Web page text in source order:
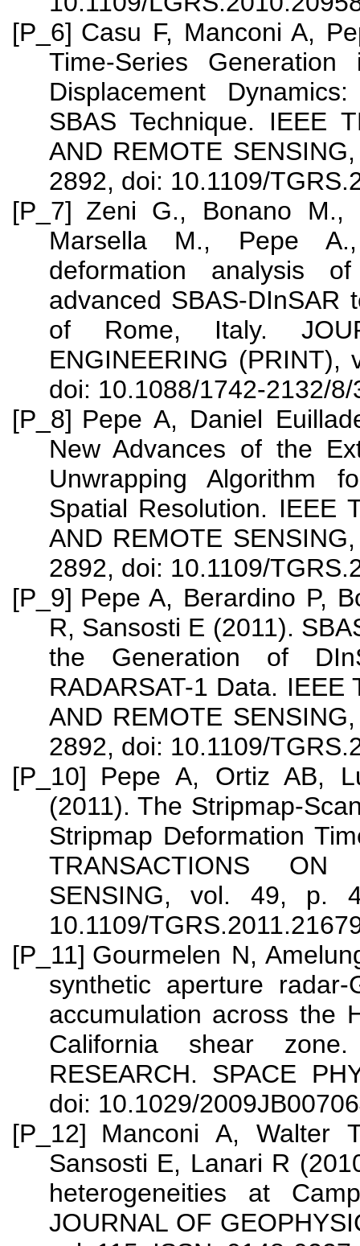
[P_6] Casu F, Manconi A,
Time-Series
Displacement
SBAS Technique. IEEE
AND REMOTE
2892, doi: 10.1109/
[P_7] Zeni G., Bonano M.,
Marsella M., Pepe
deformation analysis
advanced SBAS-
of Rome, Italy.
ENGINEERING
doi: 10.1088/1742-2132/8/
[P_8] Pepe A, Daniel
New Advances of the
Unwrapping Algorithm
Spatial Resolution. IEEE
AND REMOTE
2892, doi: 10.1109/
[P_9] Pepe A, Berardino P,
R, Sansosti E (2011).
the Generation of
RADARSAT-1 Data. IEEE
AND REMOTE
2892, doi: 10.1109/
[P_10] Pepe A, Ortiz AB,
(2011). The Stripmap-
Stripmap Deformation
TRANSACTIONS ON
SENSING, vol. 49, p.
10.1109/
[P_11] Gourmelen N,
synthetic aperture
accumulation across the
California shear
RESEARCH. SPACE
doi: 10.1029/
[P_12]
Manconi A, Walter
Sansosti E, Lanari R
heterogeneities at
JOURNAL OF